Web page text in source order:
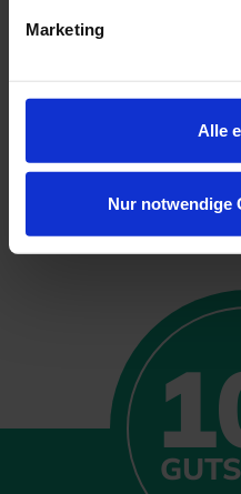
Marketing
Alle
Nur notwendige